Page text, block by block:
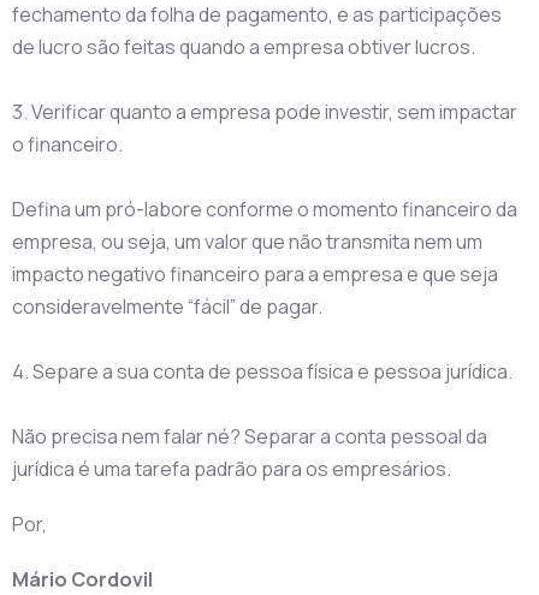
fechamento da folha de pagamento, e as participações
de lucro são feitas quando a empresa obtiver lucros.
3. Verificar quanto a empresa pode investir, sem impactar
o financeiro.
Defina um pró-labore conforme o momento financeiro da
empresa, ou seja, um valor que não transmita nem um
impacto negativo financeiro para a empresa e que seja
consideravelmente “fácil” de pagar.
4. Separe a sua conta de pessoa física e pessoa jurídica.
Não precisa nem falar né? Separar a conta pessoal da
jurídica é uma tarefa padrão para os empresários.
Por,
Mário Cordovil